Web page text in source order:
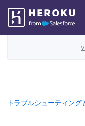
Skip
Navigation
トラブルシューティング